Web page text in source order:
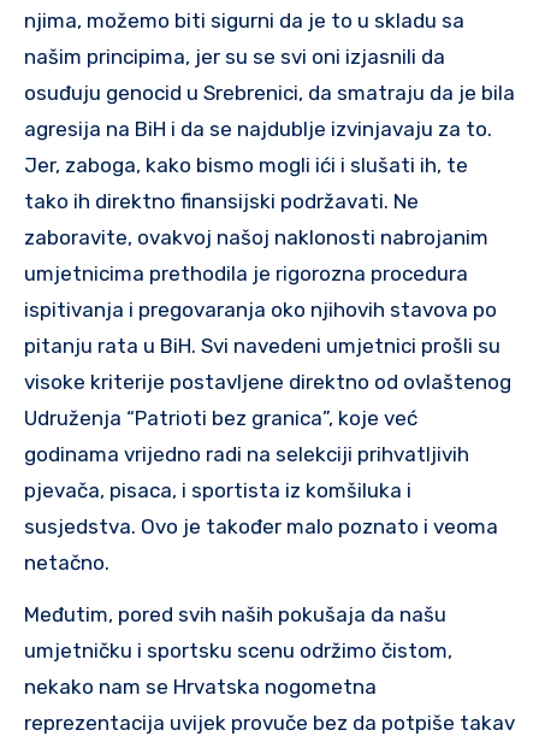
njima, možemo biti sigurni da je to u skladu sa
našim principima, jer su se svi oni izjasnili da
osuđuju genocid u Srebrenici, da smatraju da je bila
agresija na BiH i da se najdublje izvinjavaju za to.
Jer, zaboga, kako bismo mogli ići i slušati ih, te
tako ih direktno finansijski podržavati. Ne
zaboravite, ovakvoj našoj naklonosti nabrojanim
umjetnicima prethodila je rigorozna procedura
ispitivanja i pregovaranja oko njihovih stavova po
pitanju rata u BiH. Svi navedeni umjetnici prošli su
visoke kriterije postavljene direktno od ovlaštenog
Udruženja “Patrioti bez granica”, koje već
godinama vrijedno radi na selekciji prihvatljivih
pjevača, pisaca, i sportista iz komšiluka i
susjedstva. Ovo je također malo poznato i veoma
netačno.
Međutim, pored svih naših pokušaja da našu
umjetničku i sportsku scenu održimo čistom,
nekako nam se Hrvatska nogometna
reprezentacija uvijek provuče bez da potpiše takav